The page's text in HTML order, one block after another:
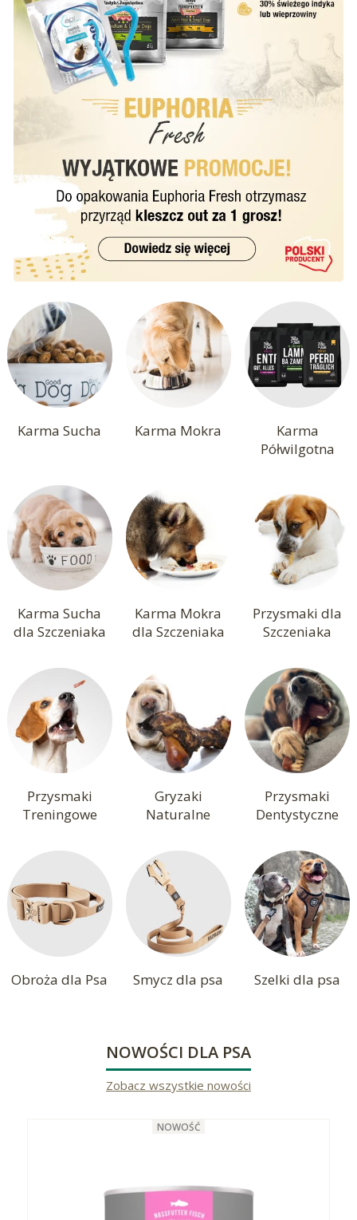
Karma Sucha Karma Mokra
Karma
Półwilgotna
Karma Sucha
dla Szczeniaka
Karma Mokra
dla Szczeniaka
Przysmaki dla
Szczeniaka
Przysmaki
Treningowe
Gryzaki
Naturalne
Przysmaki
Dentystyczne
Obroża dla Psa Smycz dla psa Szelki dla psa
NOWOŚCI DLA PSA
Zobacz wszystkie nowości
NOWOŚĆ